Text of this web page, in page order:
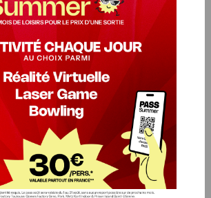
pistolet laser dernière
entrez au cœur de notre
le thème urbain
de plus de 330m2 !
dans une arène truffée
ambiance sonore et effets
autant de pièges pour
plus attractif et complexe.
laser vous guidera dans
la fumée et vous
précision de touche.